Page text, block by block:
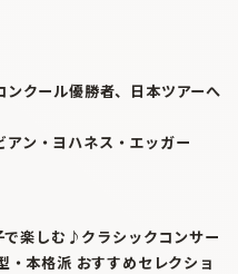
ンクール優勝者、日本ツアーへ
ン・ヨハネス・エッガー
楽しむ♪クラシックコンサー
・本格派 おすすめセレクショ